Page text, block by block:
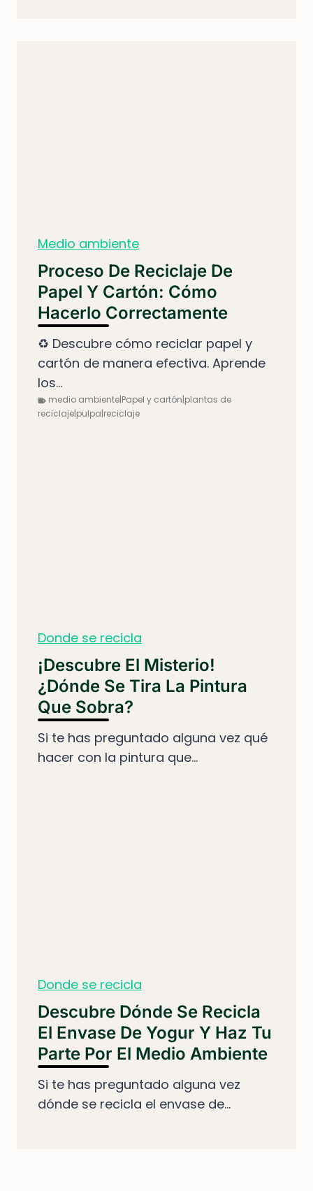
Medio ambiente
Proceso De Reciclaje De
Papel Y Cartón: Cómo
Hacerlo Correctamente
♻️ Descubre cómo reciclar papel y
cartón de manera efectiva. Aprende
los...
medio ambiente|Papel y cartón|plantas de
reciclaje|pulpa|reciclaje
Donde se recicla
¡Descubre El Misterio!
¿Dónde Se Tira La Pintura
Que Sobra?
Si te has preguntado alguna vez qué
hacer con la pintura que...
Donde se recicla
Descubre Dónde Se Recicla
El Envase De Yogur Y Haz Tu
Parte Por El Medio Ambiente
Si te has preguntado alguna vez
dónde se recicla el envase de...